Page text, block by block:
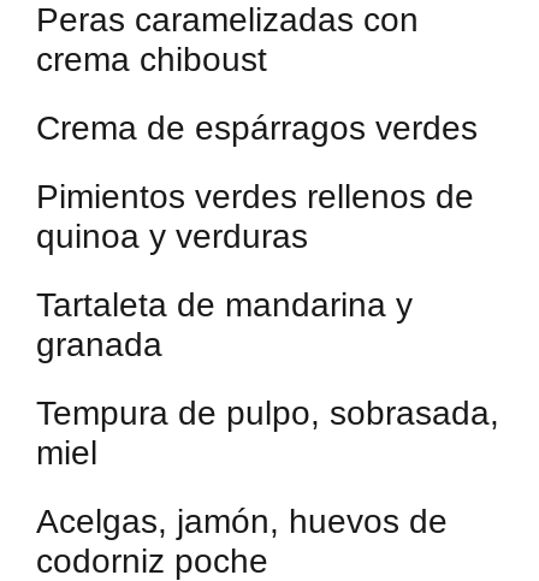
Peras caramelizadas con
crema chiboust
Crema de espárragos verdes
Pimientos verdes rellenos de
quinoa y verduras
Tartaleta de mandarina y
granada
Tempura de pulpo, sobrasada,
miel
Acelgas, jamón, huevos de
codorniz poche